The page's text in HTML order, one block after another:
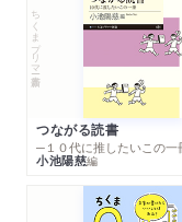
ちくまプリマー新書
つながる読書
─１０代に推したいこの一
小池陽慈編